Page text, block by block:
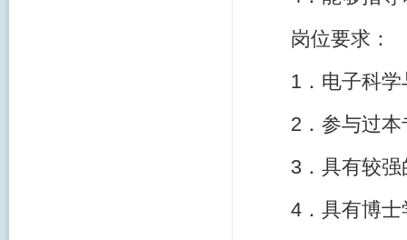
岗位要求：
1．电子科
2．参与过
3．具有较
4．具有博